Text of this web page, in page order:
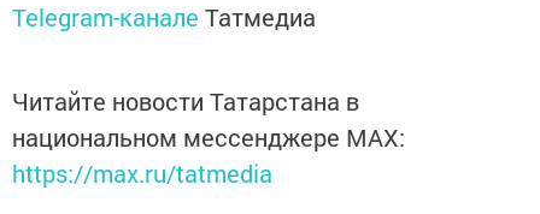
Telegram-канале Татмедиа
Читайте новости Татарстана в
национальном мессенджере MАХ:
https://max.ru/tatmedia